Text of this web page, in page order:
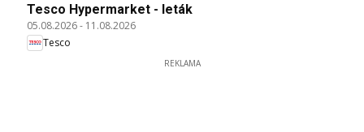
Tesco Hypermarket - leták
05.08.2026- 11.08.2026
Tesco
REKLAMA